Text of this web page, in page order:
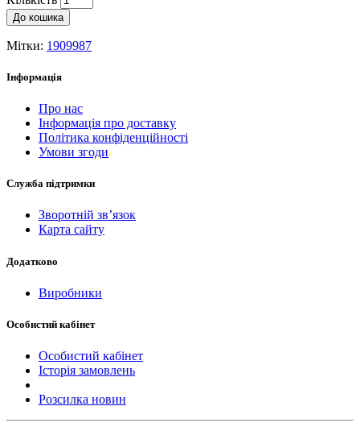
До кошика
Мітки: 1909987
Інформація
Про нас
Інформація про доставку
Політика конфіденційності
Умови згоди
Служба підтримки
Зворотній зв’язок
Карта сайту
Додатково
Виробники
Особистий кабінет
Особистий кабінет
Історія замовлень
Розсилка новин